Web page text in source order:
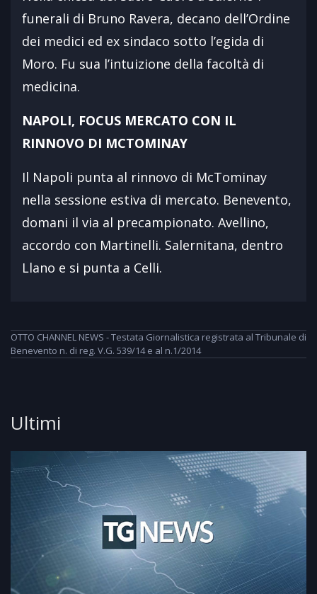
funerali di Bruno Ravera, decano dell’Ordine
dei medici ed ex sindaco sotto l’egida di
Moro. Fu sua l’intuizione della facoltà di
medicina.
NAPOLI, FOCUS MERCATO CON IL
RINNOVO DI MCTOMINAY
Il Napoli punta al rinnovo di McTominay
nella sessione estiva di mercato. Benevento,
domani il via al precampionato. Avellino,
accordo con Martinelli. Salernitana, dentro
Llano e si punta a Celli.
OTTO CHANNEL NEWS - Testata Giornalistica registrata al Tribunale di
Benevento n. di reg. V.G. 539/14 e al n.1/2014
Ultimi